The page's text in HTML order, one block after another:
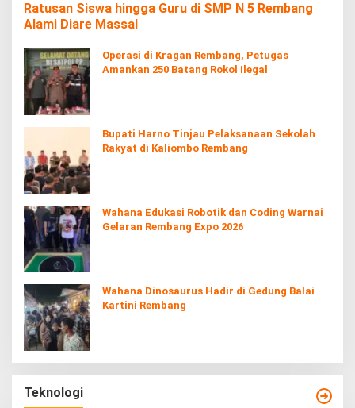
Ratusan Siswa hingga Guru di SMP N 5 Rembang
Alami Diare Massal
Operasi di Kragan Rembang, Petugas
Amankan 250 Batang Rokol Ilegal
Bupati Harno Tinjau Pelaksanaan Sekolah
Rakyat di Kaliombo Rembang
Wahana Edukasi Robotik dan Coding Warnai
Gelaran Rembang Expo 2026
Wahana Dinosaurus Hadir di Gedung Balai
Kartini Rembang
Teknologi